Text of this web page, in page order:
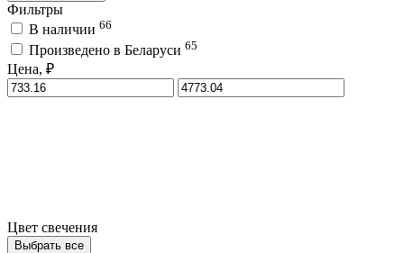
Фильтры
В наличии 66
Произведено в Беларуси 65
Цена, ₽
Цвет свечения
Выбрать все